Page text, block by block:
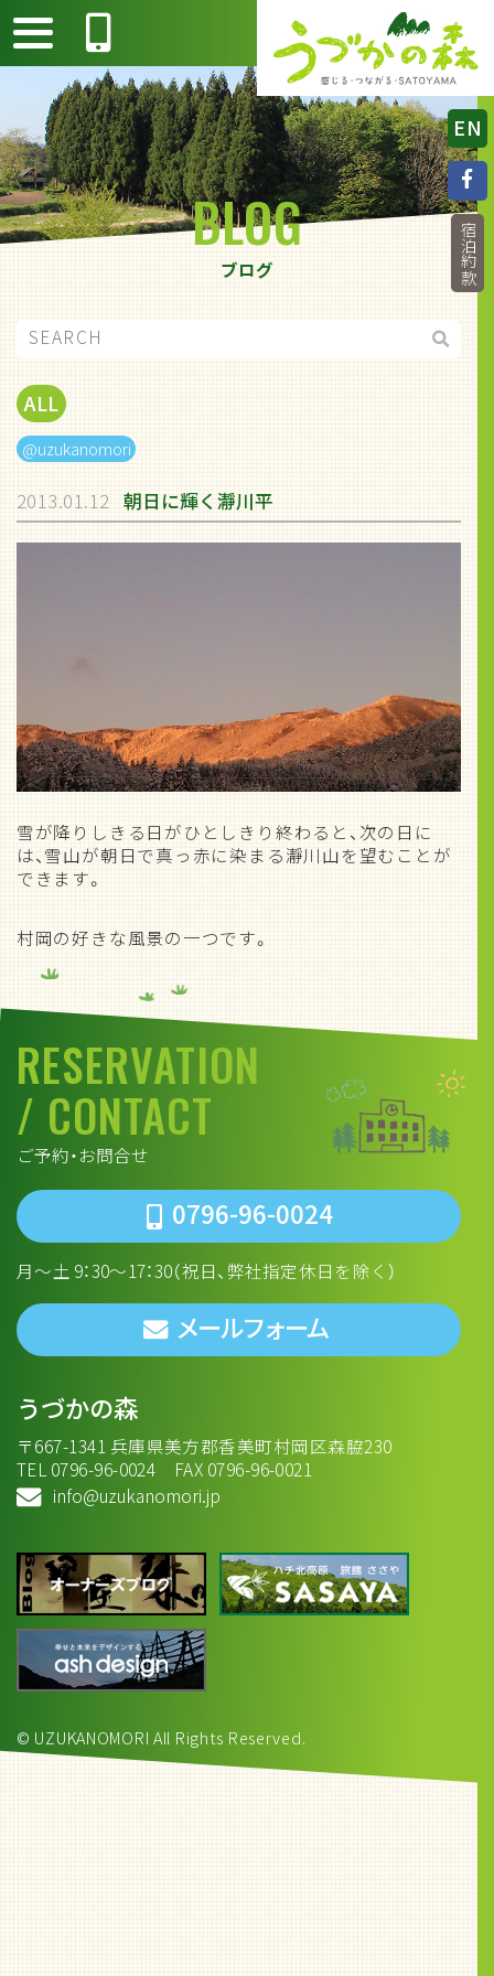
EN
宿泊約款
ブログ
BLOG
ALL
@uzukanomori
2013.01.12 朝日に輝く瀞川平
雪が降りしきる日がひとしきり終わると、次の日に
は、雪山が朝日で真っ赤に染まる瀞川山を望むことが
できます。
村岡の好きな風景の一つです。
RESERVATION
/ CONTACT
ご予約・お問合せ
0796-96-0024
月～土 9：30～17：30（祝日、弊社指定休日を除く）
メールフォーム
うづかの森
〒667-1341 兵庫県美方郡香美町村岡区森脇230
TEL 0796-96-0024 FAX 0796-96-0021
info@uzukanomori.jp
© UZUKANOMORI All Rights Reserved.